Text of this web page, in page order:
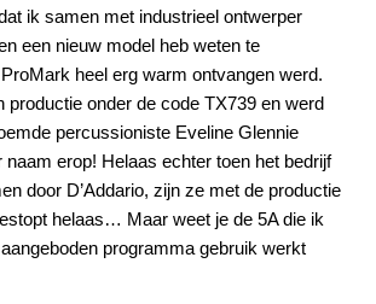
ik samen met industrieel ontwerper
een nieuw model heb weten te
heel erg warm ontvangen werd.
productie onder de code TX739 en werd
percussioniste Eveline Glennie
naam erop! Helaas echter toen het bedrijf
door D’Addario, zijn ze met de productie
helaas… Maar weet je de 5A die ik
programma gebruik werkt